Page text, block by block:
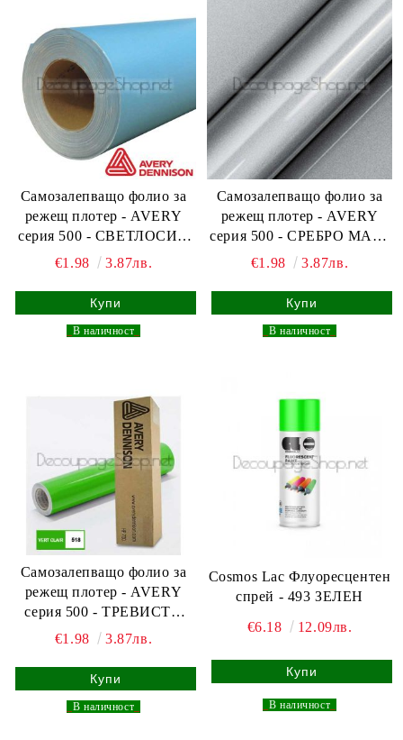
Самозалепващо фолио за
режещ плотер - AVERY
серия 500 - СВЕТЛОСИН
MAT - 30,5 х 100см
€1.98 3.87лв.
В наличност
Самозалепващо фолио за
режещ плотер - AVERY
серия 500 - СРЕБРО MAT -
30,5 х 100см
€1.98 3.87лв.
В наличност
Самозалепващо фолио за
режещ плотер - AVERY
серия 500 - ТРЕВИСТО
ЗЕЛЕНО ГЛАНЦ - 30,5 х
€1.98 3.87лв.
В наличност
Cosmos Lac Флуоресцентен
спрей - 493 ЗЕЛЕН
€6.18 12.09лв.
В наличност